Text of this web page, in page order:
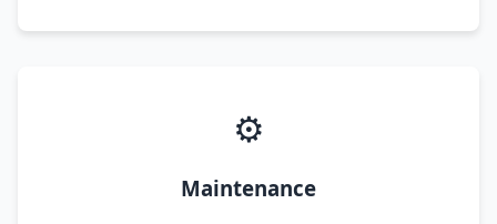
⚙️
Maintenance